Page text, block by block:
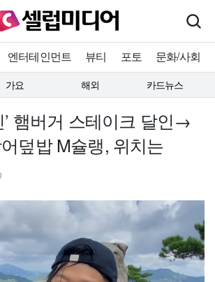
엔터테인먼트 뷰티 포토 문화/사회
가요 해외 카드뉴스
’ 햄버거 스테이크 달인→
덮밥 M슐랭, 위치는